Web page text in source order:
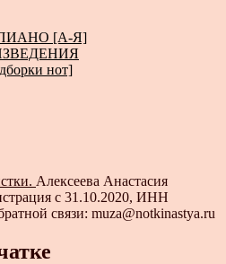
[А-Я]
нот]
Алексеева Анастасия
с 31.10.2020, ИНН
связи: muza@notkinastya.ru